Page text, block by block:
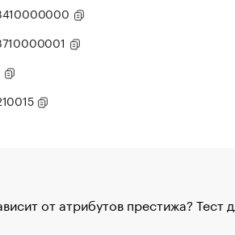
от атрибутов престижа? Тест